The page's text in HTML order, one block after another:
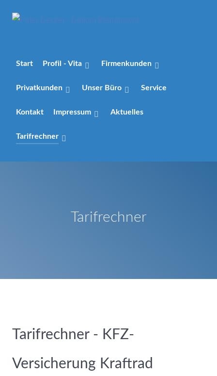
Start Profil - Vita Firmenkunden
Privatkunden Unser Büro Service
Kontakt Impressum Aktuelles
Tarifrechner
Tarifrechner
Tarifrechner - KFZ-
Versicherung Kraftrad